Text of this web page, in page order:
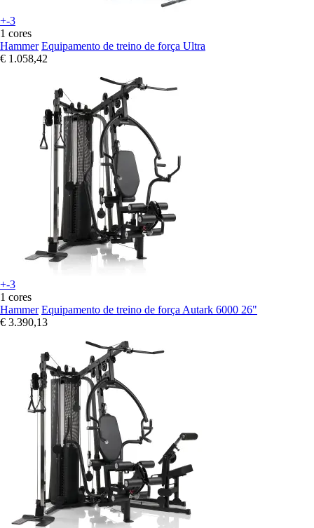
+-3
1 cores
Hammer Equipamento de treino de força Ultra
€ 1.058,42
+-3
1 cores
Hammer Equipamento de treino de força Autark 6000 26"
€ 3.390,13